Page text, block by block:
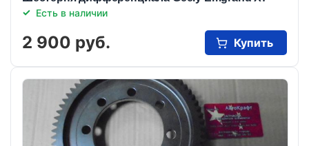
Есть в наличии
2 900 руб. Купить